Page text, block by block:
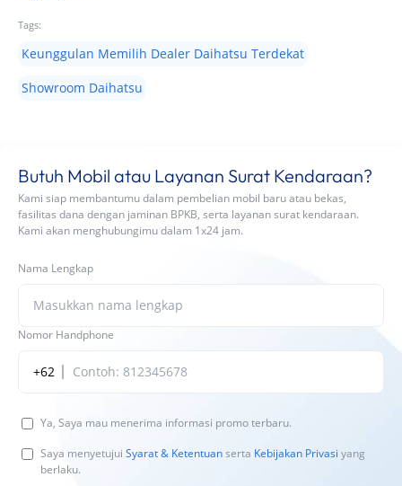
Tags:
Keunggulan Memilih Dealer Daihatsu Terdekat
Showroom Daihatsu
Butuh Mobil atau Layanan Surat Kendaraan?
Kami siap membantumu dalam pembelian mobil baru atau bekas,
fasilitas dana dengan jaminan BPKB, serta layanan surat kendaraan.
Kami akan menghubungimu dalam 1x24 jam.
Nama Lengkap
Nomor Handphone
+62
Ya, Saya mau menerima informasi promo terbaru.
Saya menyetujui Syarat & Ketentuanserta Kebijakan Privasi yang
berlaku.